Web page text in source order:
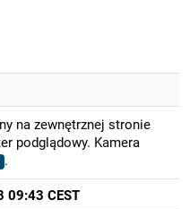
na zewnętrznej stronie
podglądowy. Kamera
.
CEST